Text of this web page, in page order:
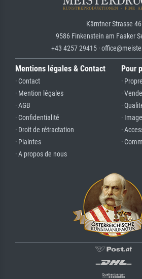
Kärntner Strasse 46
9586 Finkenstein am Faaker
+43 4257 29415 ·
Mentions légales & Contact
· Contact
· Mention légales
· AGB
· Confidentialité
· Droit de rétractation
· Plaintes
· A propos de nous
Pour
·
·
·
·
·
·